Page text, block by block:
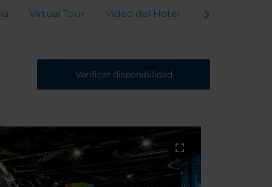
Virtual Tour Video del Hotel Valoraciones
Verificar disponibilidad